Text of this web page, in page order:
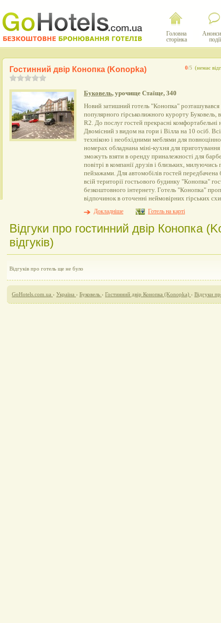
Головна
сторінка
події
0/5 (немає
Гостинний двір Конопка (Konopka)
Буковель, урочище Стаїще, 340
Новий затишний готель "Конопка" розташувався
популярного гірськолижного курорту Буковель,
R2. До послуг гостей прекрасні
Двомісний з видом на гори і Вілла на 10 осіб.
технікою і необхідними меблями для
номерах обладнана міні-кухня для
зможуть взяти в оренду приналежності для
повітрі в компанії друзів і близьких,
пейзажами. Для автомобілів гостей передбачена
всій території гостьового будинку "Конопка"
безкоштовного інтернету. Готель "Конопка"
відпочинок в оточенні неймовірних гірських
Докладніше
Готель на карті
Відгуки про гостинний двір Конопка
відгуків)
Відгуків про готель ще не було
GoHotels.com.ua › Україна › Буковель › Гостинний двір Конопка (Konopka) › Відгуки